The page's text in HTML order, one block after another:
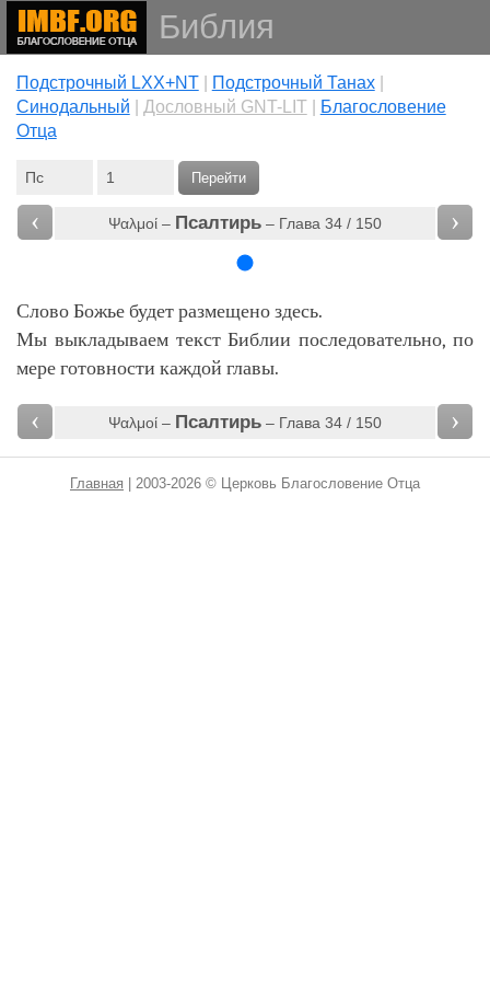
Библия
Подстрочный LXX+NT| Подстрочный Танах|
Cинодальный
Дословный GNT-LIT|
Благословение
Отца
Перейти
‹ Ψαλμοί – Псалтирь– Глава 34 / 150 ›
Слово Божье будет размещено здесь.
Мы выкладываем текст Библии последовательно, по
мере готовности каждой главы.
‹ Ψαλμοί – Псалтирь– Глава 34 / 150 ›
Главная | 2003-2026 © Церковь Благословение Отца